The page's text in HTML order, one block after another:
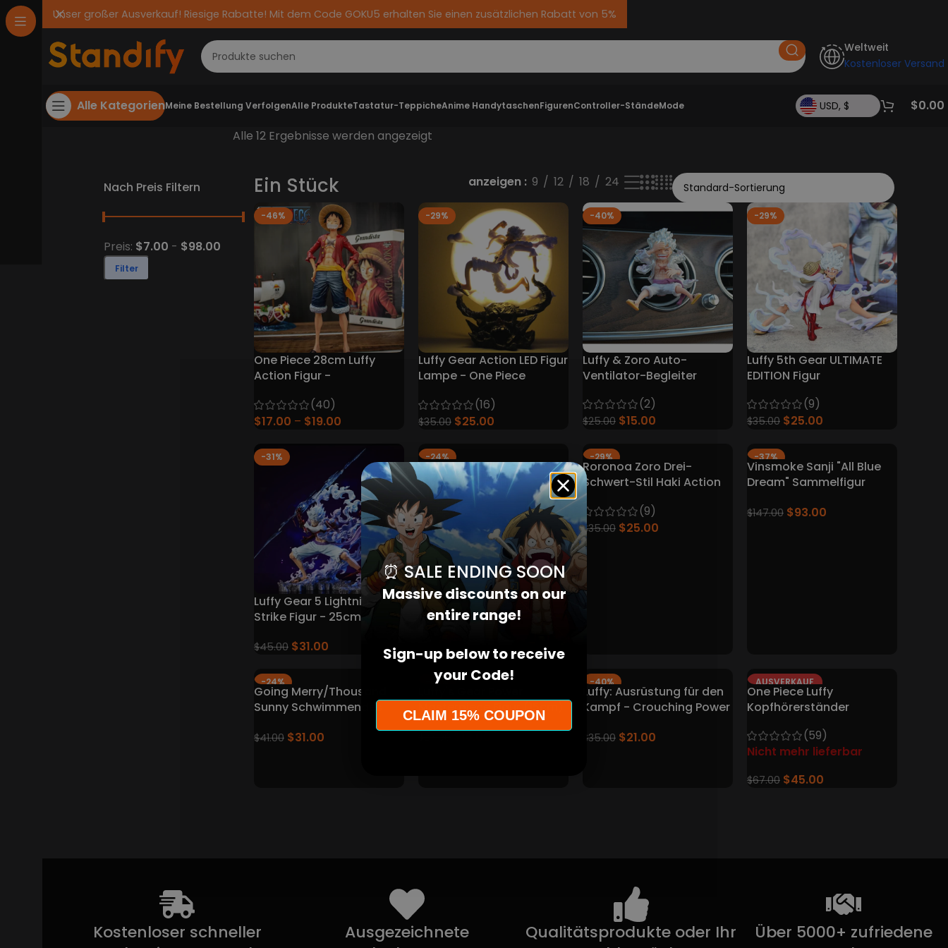
Weltweit
Kostenloser Versand
Alle KategorienMeine Bestellung VerfolgenAlle ProdukteTastatur-TeppicheAnime HandytaschenFigurenController-StändeMode USD, $ $0.00
Alle 12 Ergebnisse werden angezeigt
Nach Preis Filtern
Filter
Preis: $7.00 - $98.00
Ein Stück anzeigen 9 12 18 24
-46%
One Piece 28cm Luffy
Action Figur -
(40)
$17.00 $19.00
-29%
Luffy Gear Action LED Figur
Lampe - One Piece
(16)
$35.00 $25.00
-40%
Luffy & Zoro Auto-
Ventilator-Begleiter
(2)
$25.00 $15.00
-29%
Luffy 5th Gear ULTIMATE
EDITION Figur
(9)
$35.00 $25.00
-31%
Luffy Gear 5 Lightning
Strike Figur - 25cm
$45.00 $31.00
-24%
Monkey D. Luffy Gear 5
Awakening Figur
$17.00 $13.00
-29%
Roronoa Zoro Drei-
Schwert-Stil Haki Action
Figur - One Piece
Sammlerstück (16 cm)
(9)
$35.00 $25.00
-37%
Vinsmoke Sanji "All Blue
Dream" Sammelfigur
$147.00 $93.00
-24%
Going Merry/Thousand
Sunny Schwimmendes
$41.00 $31.00
-52%
Masterpiece Figur (15cm)
-40%
Luffy: Ausrüstung für den
Kampf - Crouching Power
$35.00 $21.00
AUSVERKAUF
T
One Piece Luffy
Kopfhörerständer
(59)
Nicht mehr lieferbar
$67.00 $45.00
Kostenloser schneller
Ausgezeichnete
Qualitätsprodukte oder Ihr
Über 5000+ zufriedene
Unser großer Ausverkauf! Riesige Rabatte! Mit dem Code GOKU5 erhalten Sie einen zusätzlichen Rabatt von 5%
⏰ SALE ENDING SOON
Massive discounts on our
entire range!
Sign-up below to receive
your Code!
CLAIM 15% COUPON